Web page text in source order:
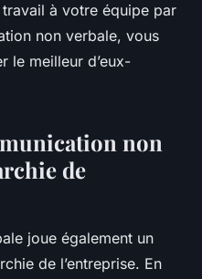
à votre équipe par
non verbale, vous
le meilleur d’eux-
non
de
joue également un
de l’entreprise. En